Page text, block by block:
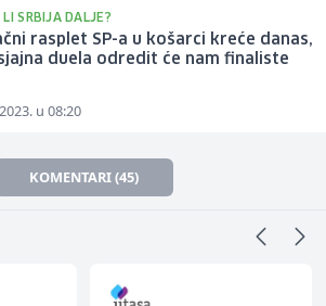
LI SRBIJA DALJE?
rasplet SP-a u košarci kreće danas,
duela odredit će nam finaliste
u 08:20
KOMENTARI (45)